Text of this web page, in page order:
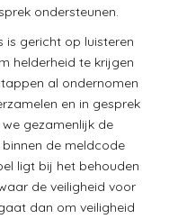
ondersteunen.
is gericht op luisteren
helderheid te krijgen
al ondernomen
en in gesprek
gezamenlijk de
de meldcode
ligt bij het behouden
de veiligheid voor
dan om veiligheid